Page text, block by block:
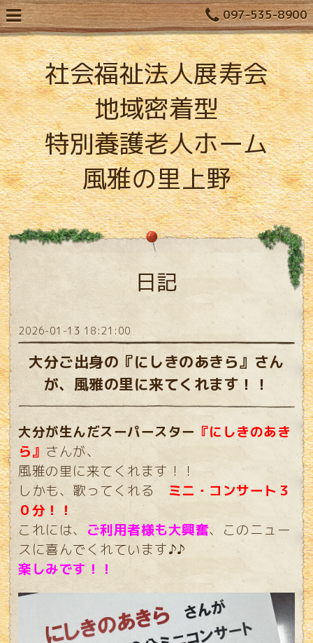
097-535-8900
社会福祉法人展寿会
地域密着型
特別養護老人ホーム
風雅の里上野
日記
2026-01-13 18:21:00
大分ご出身の『にしきのあきら』さん
が、風雅の里に来てくれます！！
大分が生んだスーパースター 『にしきのあき
ら』 さんが、
風雅の里に来てくれます！！
しかも、歌ってくれる ミニ・コンサート３
０分！！
これには、 ご利用者様も大興奮、このニュー
スに喜んでくれています♪♪
楽しみです！！